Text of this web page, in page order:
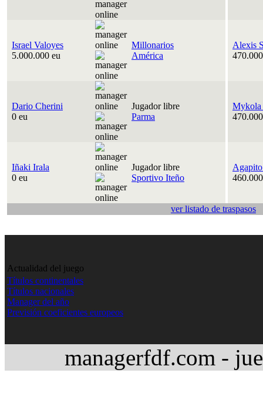
Israel Valoyes
5.000.000 eu
Millonarios
América
Alexis
Dario Cherini
0 eu
Jugador libre
Parma
Mykola
Iñaki Irala
0 eu
Jugador libre
Sportivo Iteño
ver listado de traspasos
Actualidad del juego
Títulos continentales
Títulos nacionales
Manager del año
Previsión coeficientes europeos
managerfdf.com -